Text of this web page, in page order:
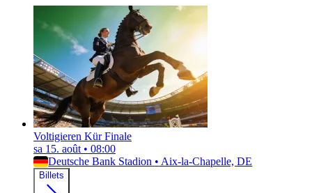
Voltigieren Kür Finale
sa 15. août • 08:00
Deutsche Bank Stadion • Aix-la-Chapelle, DE
Billets